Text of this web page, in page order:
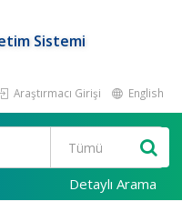
Sistemi
Araştırmacı Girişi English
Detaylı Arama